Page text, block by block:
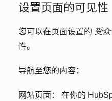
设置页面的可见性
您可以在页面设置的 受
性。
导航至您的内容：
网站页面 ： 在你的